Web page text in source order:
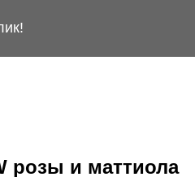
розы и маттиола